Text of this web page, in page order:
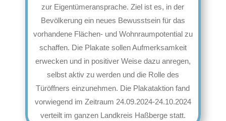
zur Eigentümeransprache. Ziel ist es, in der
Bevölkerung ein neues Bewusstsein für das
vorhandene Flächen- und Wohnraumpotential zu
schaffen. Die Plakate sollen Aufmerksamkeit
erwecken und in positiver Weise dazu anregen,
selbst aktiv zu werden und die Rolle des
Türöffners einzunehmen. Die Plakataktion fand
vorwiegend im Zeitraum 24.09.2024-24.10.2024
verteilt im ganzen Landkreis Haßberge statt.